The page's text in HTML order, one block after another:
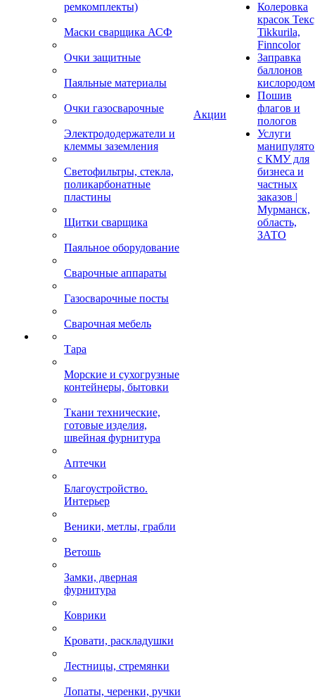
ремкомплекты)
Маски сварщика АСФ
Очки защитные
Паяльные материалы
Очки газосварочные
Электрододержатели и
клеммы заземления
Светофильтры, стекла,
поликарбонатные
пластины
Щитки сварщика
Паяльное оборудование
Сварочные аппараты
Газосварочные посты
Сварочная мебель
Тара
Морские и сухогрузные
контейнеры, бытовки
Ткани технические,
готовые изделия,
швейная фурнитура
Аптечки
Благоустройство.
Интерьер
Веники, метлы, грабли
Ветошь
Замки, дверная
фурнитура
Коврики
Кровати, раскладушки
Лестницы, стремянки
Лопаты, черенки, ручки
Акции
Колеровка
красок
Tikkurila,
Finncolor
Заправка
баллонов
кислородом
Пошив
флагов и
пологов
Услуги
с КМУ для
бизнеса и
частных
заказов |
Мурманск,
область,
ЗАТО